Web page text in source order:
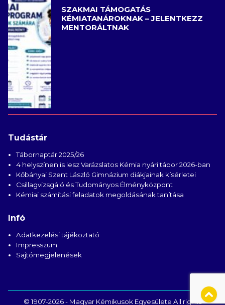
SZAKMAI TÁMOGATÁS
KÉMIATANÁROKNAK – JELENTKEZZ
MENTORÁLTNAK
Tudástár
Tábornaptár 2025/26
4 helyszínen is lesz Varázslatos Kémia nyári tábor 2026-ban
Kőbányai Szent László Gimnázium diákjainak kísérletei
Csillagvizsgáló és Tudományos Élményközpont
Kémiai számítási feladatok megoldásának tanítása
Infó
Adatkezelési tájékoztató
Impresszum
Sajtómegjelenések
© 1907-2026 - Magyar Kémikusok Egyesülete All rights